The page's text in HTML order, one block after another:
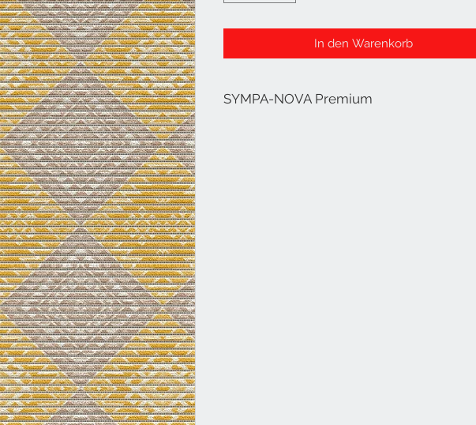
In den Warenkorb
SYMPA-NOVA Premium